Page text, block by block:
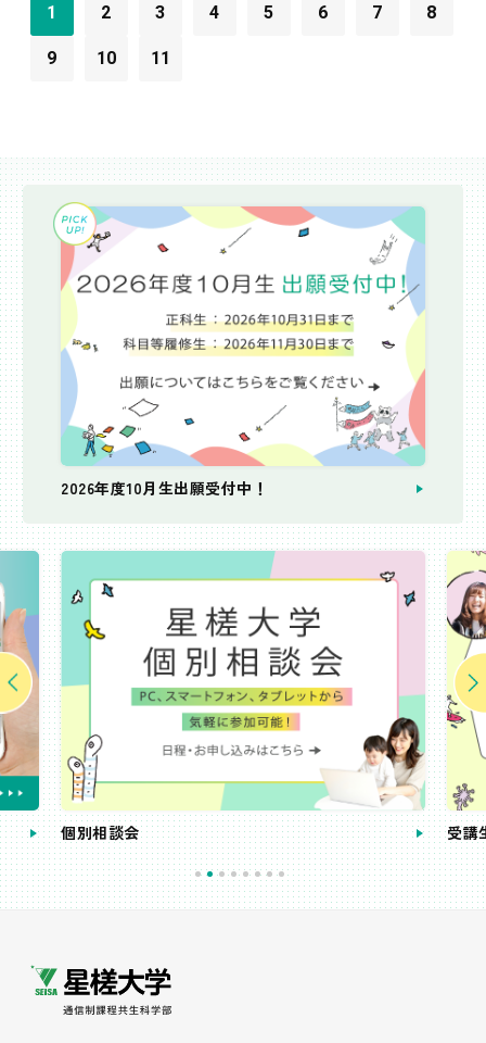
1 2 3 4 5 6 7 8
9 10 11
2026年度10月生出願受付中！
個別相談会 受講